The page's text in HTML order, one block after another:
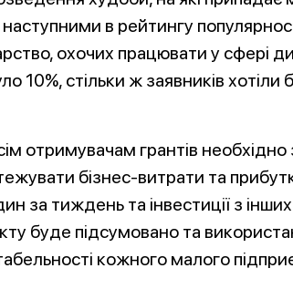
в рейтингу
охочих працювати у сфері
10%, стільки ж заявників
отримувачам грантів
бізнес-витрати та
за тиждень та інвестиції з інших
буде підсумовано та
кожного малого